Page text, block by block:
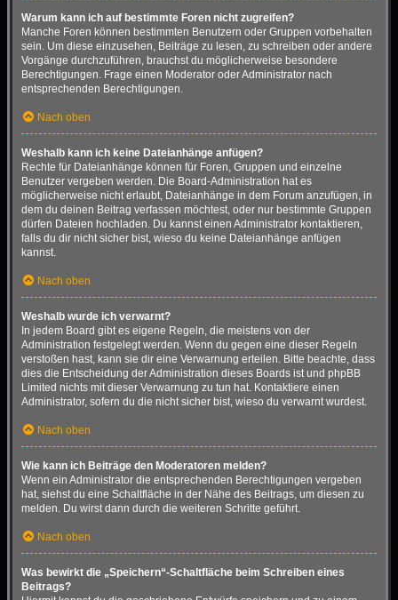
Warum kann ich auf bestimmte Foren nicht zugreifen?
Manche Foren können bestimmten Benutzern oder Gruppen vorbehalten
sein. Um diese einzusehen, Beiträge zu lesen, zu schreiben oder andere
Vorgänge durchzuführen, brauchst du möglicherweise besondere
Berechtigungen. Frage einen Moderator oder Administrator nach
entsprechenden Berechtigungen.
Nach oben
Weshalb kann ich keine Dateianhänge anfügen?
Rechte für Dateianhänge können für Foren, Gruppen und einzelne
Benutzer vergeben werden. Die Board-Administration hat es
möglicherweise nicht erlaubt, Dateianhänge in dem Forum anzufügen, in
dem du deinen Beitrag verfassen möchtest, oder nur bestimmte Gruppen
dürfen Dateien hochladen. Du kannst einen Administrator kontaktieren,
falls du dir nicht sicher bist, wieso du keine Dateianhänge anfügen
kannst.
Nach oben
Weshalb wurde ich verwarnt?
In jedem Board gibt es eigene Regeln, die meistens von der
Administration festgelegt werden. Wenn du gegen eine dieser Regeln
verstoßen hast, kann sie dir eine Verwarnung erteilen. Bitte beachte, dass
dies die Entscheidung der Administration dieses Boards ist und phpBB
Limited nichts mit dieser Verwarnung zu tun hat. Kontaktiere einen
Administrator, sofern du die nicht sicher bist, wieso du verwarnt wurdest.
Nach oben
Wie kann ich Beiträge den Moderatoren melden?
Wenn ein Administrator die entsprechenden Berechtigungen vergeben
hat, siehst du eine Schaltfläche in der Nähe des Beitrags, um diesen zu
melden. Du wirst dann durch die weiteren Schritte geführt.
Nach oben
Was bewirkt die „Speichern“-Schaltfläche beim Schreiben eines
Beitrags?